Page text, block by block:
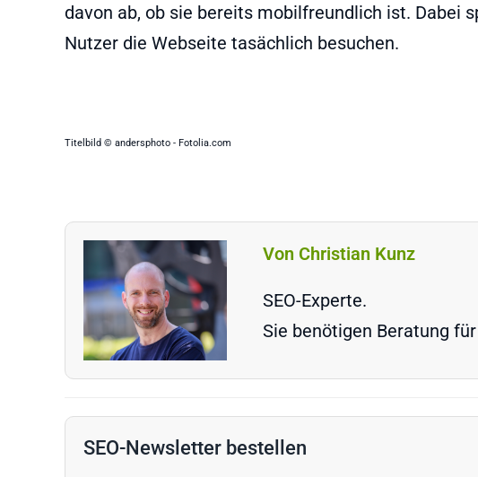
davon ab, ob sie bereits mobilfreundlich ist. Dabei
Nutzer die Webseite tasächlich besuchen.
Titelbild © andersphoto - Fotolia.com
Von Christian Kunz
SEO-Experte.
Sie benötigen Beratung
SEO-Newsletter bestellen